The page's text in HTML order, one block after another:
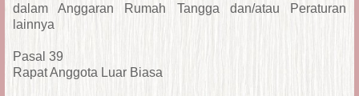
dalam Anggaran Rumah Tangga dan/atau Peraturan
lainnya
Pasal 39
Rapat Anggota Luar Biasa